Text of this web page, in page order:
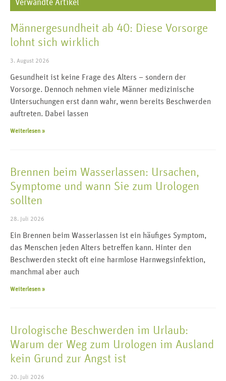
Verwandte Artikel
Männergesundheit ab 40: Diese Vorsorge
lohnt sich wirklich
3. August 2026
Gesundheit ist keine Frage des Alters – sondern der
Vorsorge. Dennoch nehmen viele Männer medizinische
Untersuchungen erst dann wahr, wenn bereits Beschwerden
auftreten. Dabei lassen
Weiterlesen »
Brennen beim Wasserlassen: Ursachen,
Symptome und wann Sie zum Urologen
sollten
28. Juli 2026
Ein Brennen beim Wasserlassen ist ein häufiges Symptom,
das Menschen jeden Alters betreffen kann. Hinter den
Beschwerden steckt oft eine harmlose Harnwegsinfektion,
manchmal aber auch
Weiterlesen »
Urologische Beschwerden im Urlaub:
Warum der Weg zum Urologen im Ausland
kein Grund zur Angst ist
20. Juli 2026